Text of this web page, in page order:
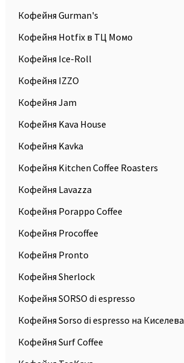
Кофейня Gurman's
Кофейня Hotfix в ТЦ Момо
Кофейня Ice-Roll
Кофейня IZZO
Кофейня Jam
Кофейня Kava House
Кофейня Kavka
Кофейня Kitchen Coffee Roasters
Кофейня Lavazza
Кофейня Porappo Coffee
Кофейня Procoffee
Кофейня Pronto
Кофейня Sherlock
Кофейня SORSO di espresso
Кофейня Sorso di espresso на Киселева
Кофейня Surf Coffee